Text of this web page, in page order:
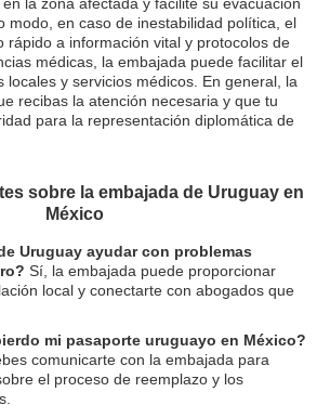
modo, en caso de inestabilidad política, el
rápido a información vital y protocolos de
médicas, la embajada puede facilitar el
locales y servicios médicos. En general, la
recibas la atención necesaria y que tu
para la representación diplomática de
sobre la embajada de Uruguay en
México
Uruguay ayudar con problemas
Sí, la embajada puede proporcionar
local y conectarte con abogados que
mi pasaporte uruguayo en México?
comunicarte con la embajada para
el proceso de reemplazo y los